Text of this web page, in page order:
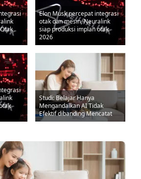
Elon Musk percepat integrasi
otak dan mesin, Neuralink
siap produksi implan otak
2026
Studi: Belajar Hanya
Mengandalkan AI Tidak
Efektif dibanding Mencatat